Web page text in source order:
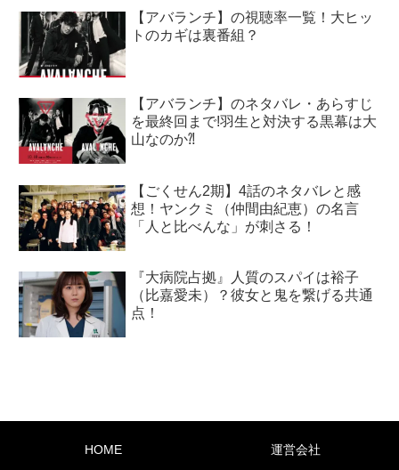
【アバランチ】の視聴率一覧！大ヒッ
トのカギは裏番組？
【アバランチ】のネタバレ・あらすじ
を最終回まで!羽生と対決する黒幕は大
山なのか⁈
【ごくせん2期】4話のネタバレと感
想！ヤンクミ（仲間由紀恵）の名言
「人と比べんな」が刺さる！
『大病院占拠』人質のスパイは裕子
（比嘉愛未）？彼女と鬼を繋げる共通
点！
HOME 運営会社